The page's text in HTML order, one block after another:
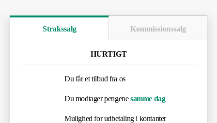
Strakssalg Kommissionssalg
HURTIGT
Du får et tilbud fra os
Du modtager pengenesamme dag
Mulighed for udbetaling i kontanter